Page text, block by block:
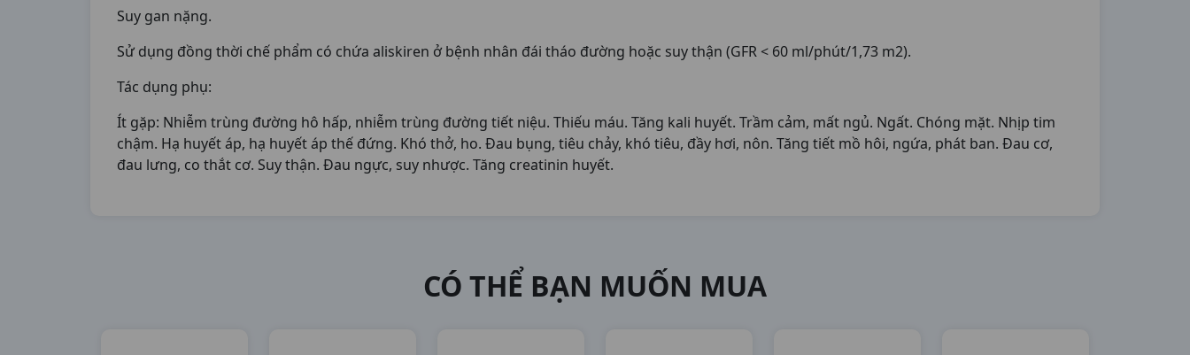
Suy gan nặng.
Sử dụng đồng thời chế phẩm có chứa aliskiren ở bệnh nhân đái tháo đường hoặc suy thận (GFR < 60 ml/phút/1,73 m2).
Tác dụng phụ:
Ít gặp: Nhiễm trùng đường hô hấp, nhiễm trùng đường tiết niệu. Thiếu máu. Tăng kali huyết. Trầm cảm, mất ngủ. Ngất. Chóng mặt. Nhịp tim
chậm. Hạ huyết áp, hạ huyết áp thế đứng. Khó thở, ho. Đau bụng, tiêu chảy, khó tiêu, đầy hơi, nôn. Tăng tiết mồ hôi, ngứa, phát ban. Đau cơ,
đau lưng, co thắt cơ. Suy thận. Đau ngực, suy nhược. Tăng creatinin huyết.
CÓ THỂ BẠN MUỐN MUA